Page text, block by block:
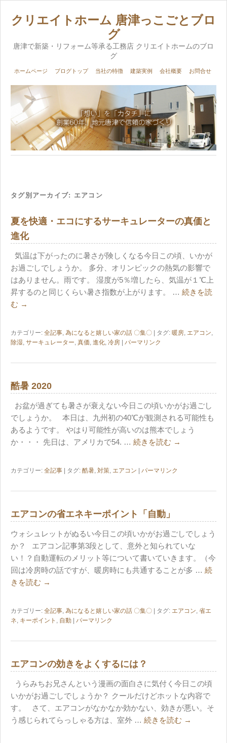
クリエイトホーム 唐津っこごとブロ
グ
唐津で新築・リフォーム等承る工務店 クリエイトホームのブロ
グ
ホームページ ブログトップ 当社の特徴 建築実例 会社概要 お問合せ
タグ別アーカイブ: エアコン
夏を快適・エコにするサーキュレーターの真価と
進化
気温は下がったのに暑さが険しくなる今日この頃、いかが
お過ごしでしょうか。 多分、オリンピックの熱気の影響で
はありません。雨です。 湿度が5％増したら、気温が１℃上
昇するのと同じくらい暑さ指数が上がります。 … 続きを読
む →
カテゴリー: 全記事, 為になると嬉しい家の話 〇集〇 | タグ: 暖房, エアコン,
除湿, サーキュレーター, 真価, 進化, 冷房 パーマリンク
酷暑 2020
お盆が過ぎても暑さが衰えない今日この頃いかがお過ごし
でしょうか。 本日は、九州初の40℃が観測される可能性も
あるようです。 やはり可能性が高いのは熊本でしょう
か・・・ 先日は、アメリカで54. … 続きを読む →
カテゴリー: 全記事 | タグ: 酷暑, 対策, エアコン パーマリンク
エアコンの省エネキーポイント「自動」
ウォシュレットがぬるい今日この頃いかがお過ごしでしょう
か？ エアコン記事第3段として、意外と知られていな
い！？自動運転のメリット等について書いていきます。（今
回は冷房時の話ですが、暖房時にも共通することが多 … 続
きを読む →
カテゴリー: 全記事, 為になると嬉しい家の話 〇集〇 | タグ: エアコン, 省エ
ネ, キーポイント , 自動 パーマリンク
エアコンの効きをよくするには？
うらみちお兄さんという漫画の面白さに気付く今日この頃
いかがお過ごしでしょうか？ クールだけどホットな内容で
す。 さて、エアコンがなかなか効かない、効きが悪い。そ
う感じられてらっしゃる方は、室外 … 続きを読む →